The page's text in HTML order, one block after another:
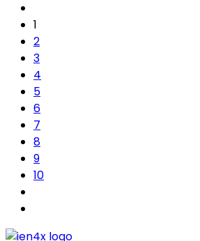
1
2
3
4
5
6
7
8
9
10